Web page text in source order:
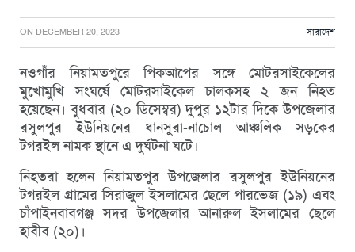
ON DECEMBER 20, 2023 সারাদেশ
নওগাঁর নিয়ামতপুরে পিকআপের সঙ্গে মোটরসাইকেলের
মুখোমুখি সংঘর্ষে মোটরসাইকেল চালকসহ ২ জন নিহত
হয়েছেন। বুধবার (২০ ডিসেম্বর) দুপুর ১২টার দিকে উপজেলার
রসুলপুর ইউনিয়নের ধানসুরা-নাচোল আঞ্চলিক সড়কের
টগরইল নামক স্থানে এ দুর্ঘটনা ঘটে।
নিহতরা হলেন নিয়ামতপুর উপজেলার রসুলপুর ইউনিয়নের
টগরইল গ্রামের সিরাজুল ইসলামের ছেলে পারভেজ (১৯) এবং
চাঁপাইনবাবগঞ্জ সদর উপজেলার আনারুল ইসলামের ছেলে
হাবীব (২০)।